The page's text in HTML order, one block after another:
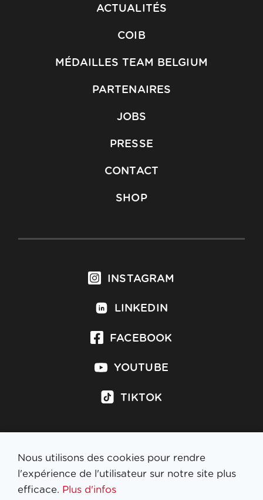
ACTUALITÉS
COIB
MÉDAILLES TEAM BELGIUM
PARTENAIRES
JOBS
PRESSE
CONTACT
SHOP
INSTAGRAM
LINKEDIN
FACEBOOK
YOUTUBE
TIKTOK
S'inscrire à la newsletter
Nous utilisons des cookies pour rendre
l'expérience de l'utilisateur sur notre site plus
efficace. Plus d'infos